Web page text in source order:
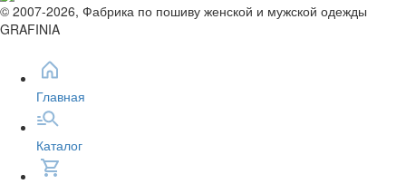
© 2007-2026, Фабрика по пошиву женской и мужской одежды
GRAFINIA
Главная
Каталог